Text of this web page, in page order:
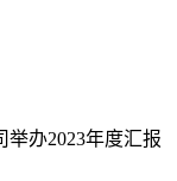
举办2023年度汇报